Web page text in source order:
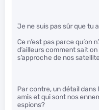
Je ne suis pas sûr que tu
Ce n’est pas parce qu’on
d’ailleurs comment sait
s’approche de nos
Par contre, un détail dans
amis et qui sont nos
espions?